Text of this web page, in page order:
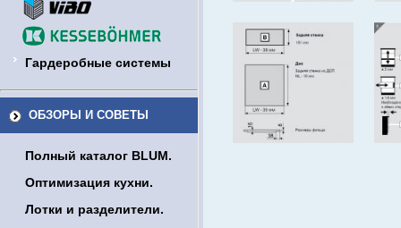
Гардеробные системы
ОБЗОРЫ И СОВЕТЫ
Полный каталог BLUM.
Оптимизация кухни.
Лотки и разделители.